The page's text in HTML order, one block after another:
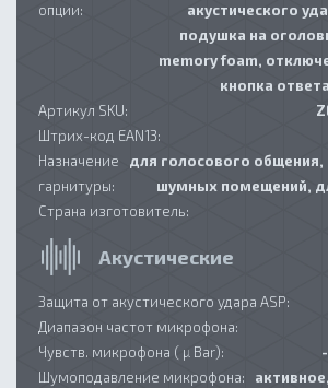
опции:
акустического
подушка на
memory foam,
кнопка
Артикул SKU:
Штрих-код EAN13:
Назначение
гарнитуры:
для голосового
шумных помещений,
Страна изготовитель:
Акустические
Защита от акустического удара ASP:
Диапазон частот микрофона:
Чувств. микрофона ( µ Bar):
Шумоподавление микрофона: